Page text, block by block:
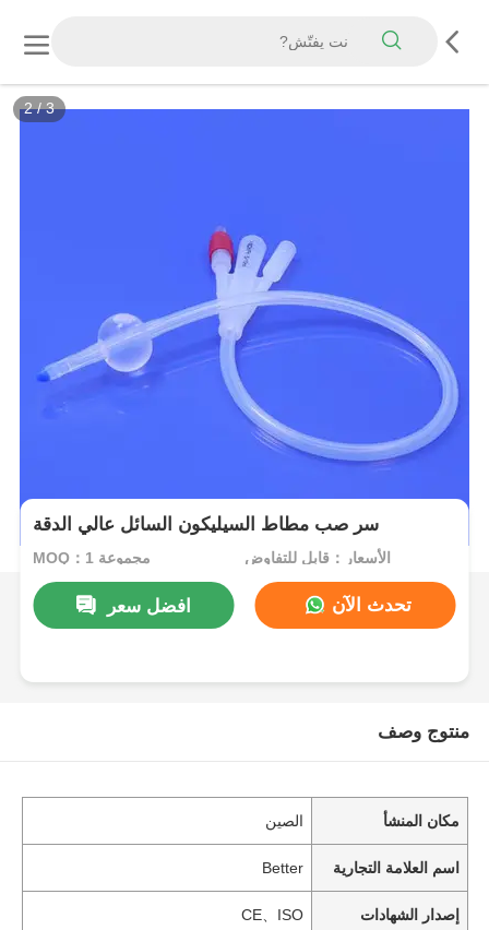
2/3
سر صب مطاط السيليكون السائل عالي الدقة
MOQ：1 مجموعة الأسعار：قابل للتفاوض
افضل سعر تحدث الآن
منتوج وصف
مكان المنشأ الصين
اسم العلامة التجارية Better
إصدار الشهادات CE、ISO